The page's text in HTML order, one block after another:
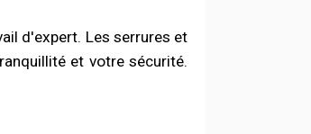
d'expert. Les serrures et
et votre sécurité.